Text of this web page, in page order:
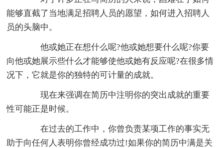
能够直截了当地满足招聘人员的愿望，如何进入招聘人
员的头脑中。
他或她正在想什么呢?他或她想要什么呢?你要
向他或她展示些什么才能够使他或她有反应呢?在很多情
况下，它就是你的独特的可计量的成就。
现在来强调在简历中注明你的突出成就的重要
性可能正是时候。
在过去的工作中，你曾负责某项工作的事实无
助于向任何人表明你曾经成功过!如果你的简历中满是关